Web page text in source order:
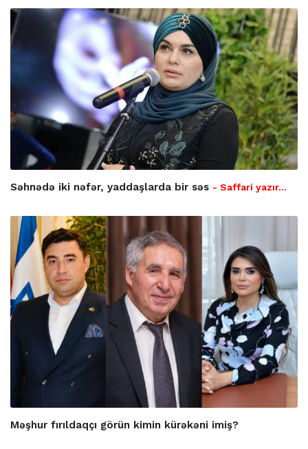
Səhnədə iki nəfər, yaddaşlarda bir səs - Saffari yazır…
Məşhur fırıldaqçı görün kimin kürəkəni imiş?